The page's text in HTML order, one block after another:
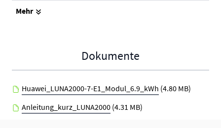
Gewicht
10 Jahre
Hersteller Huawei
Mehr
Dokumente
Huawei_LUNA2000-7-E1_Modul_6.9_kWh (4.80 MB)
Anleitung_kurz_LUNA2000 (4.31 MB)